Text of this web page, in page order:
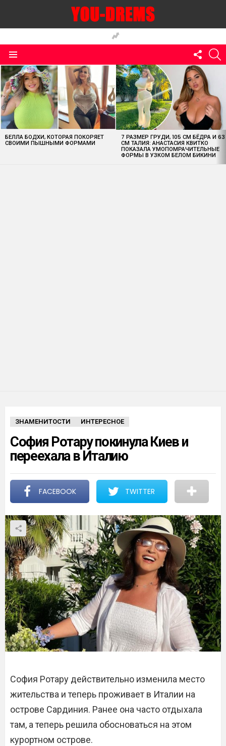
US
MOST
VIEWED
STORIES
БЕЛЛА БОДХИ, КОТОРАЯ ПОКОРЯЕТ
СВОИМИ ПЫШНЫМИ ФОРМАМИ
7 РАЗМЕР ГРУДИ, 105 СМ БЁДРА И 63
СМ ТАЛИЯ: АНАСТАСИЯ КВИТКО
ПОКАЗАЛА УМОПОМРАЧИТЕЛЬНЫЕ
ФОРМЫ В УЗКОМ БЕЛОМ БИКИНИ
ЗНАМЕНИТОСТИ ИНТЕРЕСНОЕ
София Ротару покинула Киев и
переехала в Италию
FACEBOOK TWITTER
София Ротару действительно изменила место
жительства и теперь проживает в Италии на
острове Сардиния. Ранее она часто отдыхала
там, а теперь решила обосноваться на этом
курортном острове.